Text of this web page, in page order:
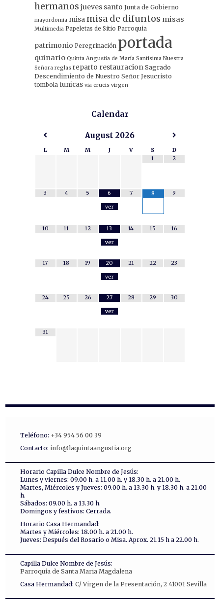
hermanos jueves santo Junta de Gobierno
mayordomia misamisa de difuntos misas
Multimedia Papeletas de Sitio Parroquia
patrimonio Peregrinación portada
quinario Quinta Angustia de María Santísima Nuestra
Señora reglas reparto restauracion Sagrado
Descendimiento de Nuestro Señor Jesucristo
tombola tunicas via crucis virgen
Calendar
August 2026
L M M J V S
D
1
2
3 4 5
6
ver
7 8 9
10 11 12
13
ver
14 15 16
17 18 19
20
ver
21 22 23
24 25 26
27
ver
28 29 30
31
Teléfono: +34 954 56 00 39
Contacto: info@laquintaangustia.org
Horario Capilla Dulce Nombre de Jesús:
Lunes y viernes: 09.00 h. a 11.00 h. y 18.30 h. a 21.00 h.
Martes, Miércoles y Jueves: 09.00 h. a 13.30 h. y 18.30 h. a 21.00
h.
Sábados: 09.00 h. a 13.30 h.
Domingos y festivos: Cerrada.
Horario Casa Hermandad:
Martes y Miércoles: 18.00 h. a 21.00 h.
Jueves: Después del Rosario o Misa. Aprox. 21.15 h a 22.00 h.
Capilla Dulce Nombre de Jesús:
Parroquia de Santa Maria Magdalena
Casa Hermandad: C/ Virgen de la Presentación, 2 41001 Sevilla